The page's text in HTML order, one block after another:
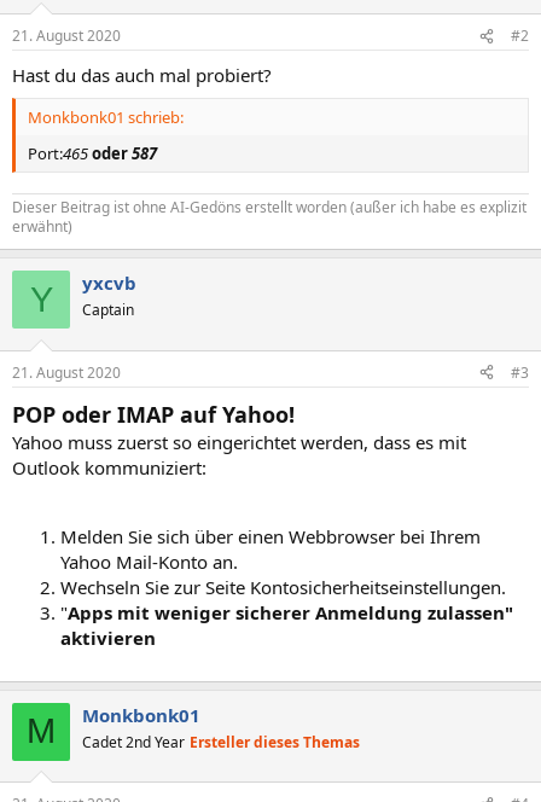
21. August 2020 #2
Hast du das auch mal probiert?
Monkbonk01 schrieb:
Port:465oder587
Dieser Beitrag ist ohne AI-Gedöns erstellt worden (außer ich habe es explizit
erwähnt)
Y yxcvb
Captain
21. August 2020 #3
POP oder IMAP auf Yahoo!
Yahoo muss zuerst so eingerichtet werden, dass es mit
Outlook kommuniziert:
Melden Sie sich über einen Webbrowser bei Ihrem
Yahoo Mail-Konto an.
Wechseln Sie zur Seite Kontosicherheitseinstellungen.
"Apps mit weniger sicherer Anmeldung zulassen"
aktivieren
M Monkbonk01
Cadet 2nd Year Ersteller dieses Themas